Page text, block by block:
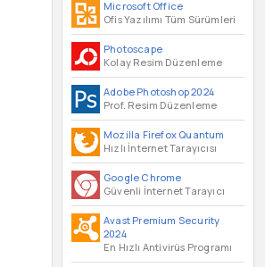
Microsoft Office
Ofis Yazılımı Tüm Sürümleri
Photoscape
Kolay Resim Düzenleme
Adobe Photoshop 2024
Prof. Resim Düzenleme
Mozilla Firefox Quantum
Hızlı İnternet Tarayıcısı
Google Chrome
Güvenli İnternet Tarayıcı
Avast Premium Security
2024
En Hızlı Antivirüs Programı